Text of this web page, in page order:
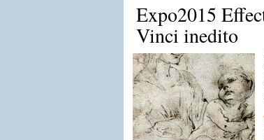
Expo2015
Vinci inedito